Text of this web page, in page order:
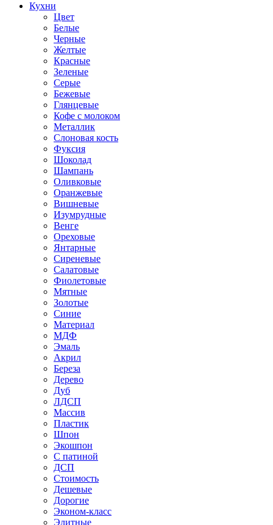
Кухни
Цвет
Белые
Черные
Желтые
Красные
Зеленые
Серые
Бежевые
Глянцевые
Кофе с молоком
Металлик
Слоновая кость
Фуксия
Шоколад
Шампань
Оливковые
Оранжевые
Вишневые
Изумрудные
Венге
Ореховые
Янтарные
Сиреневые
Салатовые
Фиолетовые
Мятные
Золотые
Синие
Материал
МДФ
Эмаль
Акрил
Береза
Дерево
Дуб
ЛДСП
Массив
Пластик
Шпон
Экошпон
С патиной
ДСП
Стоимость
Дешевые
Дорогие
Эконом-класс
Элитные